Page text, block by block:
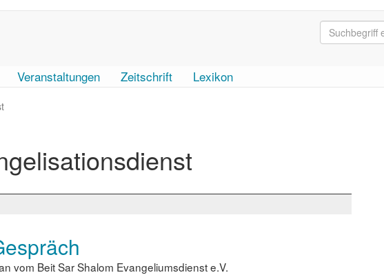
Veranstaltungen Zeitschrift Lexikon
vom Beit Sar Shalom Evangeliumsdienst e.V.